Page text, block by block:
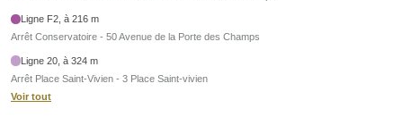
Ligne F2, à 216 m
Arrêt Conservatoire - 50 Avenue de la Porte des Champs
Ligne 20, à 324 m
Arrêt Place Saint-Vivien - 3 Place Saint-vivien
Voir tout